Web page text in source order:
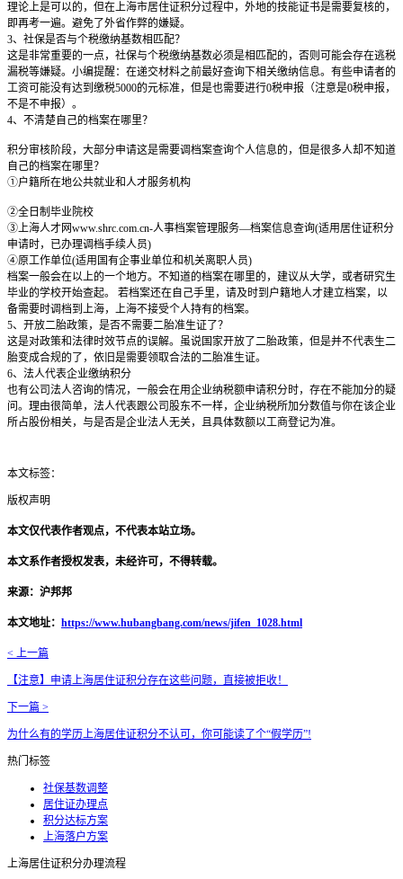
理论上是可以的，但在上海市居住证积分过程中，外地的技能证书是需要复核的，
即再考一遍。避免了外省作弊的嫌疑。
3、社保是否与个税缴纳基数相匹配？
这是非常重要的一点，社保与个税缴纳基数必须是相匹配的，否则可能会存在逃税
漏税等嫌疑。小编提醒：在递交材料之前最好查询下相关缴纳信息。有些申请者的
工资可能没有达到缴税5000的元标准，但是也需要进行0税申报（注意是0税申报，
不是不申报）。
4、不清楚自己的档案在哪里？
积分审核阶段，大部分申请这是需要调档案查询个人信息的，但是很多人却不知道
自己的档案在哪里？
①户籍所在地公共就业和人才服务机构
②全日制毕业院校
③上海人才网www.shrc.com.cn-人事档案管理服务—档案信息查询(适用居住证积分
申请时，已办理调档手续人员)
④原工作单位(适用国有企事业单位和机关离职人员)
档案一般会在以上的一个地方。不知道的档案在哪里的，建议从大学，或者研究生
毕业的学校开始查起。 若档案还在自己手里，请及时到户籍地人才建立档案，以
备需要时调档到上海，上海不接受个人持有的档案。
5、开放二胎政策，是否不需要二胎准生证了？
这是对政策和法律时效节点的误解。虽说国家开放了二胎政策，但是并不代表生二
胎变成合规的了，依旧是需要领取合法的二胎准生证。
6、法人代表企业缴纳积分
也有公司法人咨询的情况，一般会在用企业纳税额申请积分时，存在不能加分的疑
问。理由很简单，法人代表跟公司股东不一样，企业纳税所加分数值与你在该企业
所占股份相关，与是否是企业法人无关，且具体数额以工商登记为准。
本文标签：
版权声明
本文仅代表作者观点，不代表本站立场。
本文系作者授权发表，未经许可，不得转载。
来源：沪邦邦
本文地址： https://www.hubangbang.com/news/jifen_1028.html
< 上一篇
【注意】申请上海居住证积分存在这些问题，直接被拒收！
下一篇 >
为什么有的学历上海居住证积分不认可，你可能读了个“假学历”!
热门标签
社保基数调整
居住证办理点
积分达标方案
上海落户方案
上海居住证积分办理流程